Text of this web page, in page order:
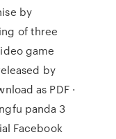
by
of three
game
by
as PDF ·
panda 3
Facebook